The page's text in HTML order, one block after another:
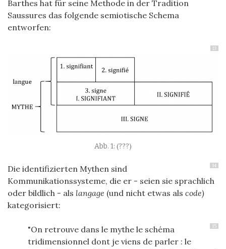
Barthes hat für seine Methode in der Tradition
Saussures das folgende semiotische Schema
entworfen:
13
(???)
14
Die identifizierten Mythen sind
Kommunikationssysteme, die er - seien sie sprachlich
oder bildlich - als langage (und nicht etwas als code)
kategorisiert:
15
"On retrouve dans le mythe le schéma
tridimensionnel dont je viens de parler : le